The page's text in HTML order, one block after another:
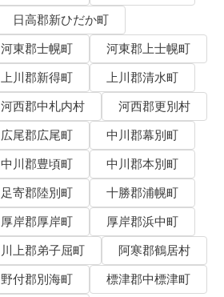
日高郡新ひだか町
河東郡士幌町
河東郡上士幌町
上川郡新得町
上川郡清水町
河西郡中札内村
河西郡更別村
広尾郡広尾町
中川郡幕別町
中川郡豊頃町
中川郡本別町
足寄郡陸別町
十勝郡浦幌町
厚岸郡厚岸町
厚岸郡浜中町
川上郡弟子屈町
阿寒郡鶴居村
野付郡別海町
標津郡中標津町